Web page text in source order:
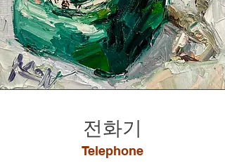
​전화기
Telephone